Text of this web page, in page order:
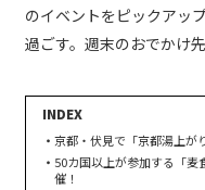
のイベントをピックアッ
過ごす。週末のおでかけ
京都・伏見で「京都湯上が
50カ国以上が参加する「麦
催！